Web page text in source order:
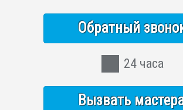
Обратный
24 часа
Вызвать